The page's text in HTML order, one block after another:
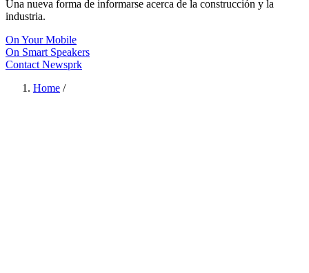
Una nueva forma de informarse acerca de la construcción y la
industria.
On Your Mobile
On Smart Speakers
Contact Newsprk
Home /